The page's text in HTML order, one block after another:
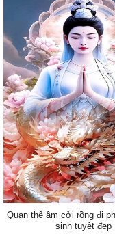
Quan thế âm cởi rồng đi
sinh tuyệt đẹp